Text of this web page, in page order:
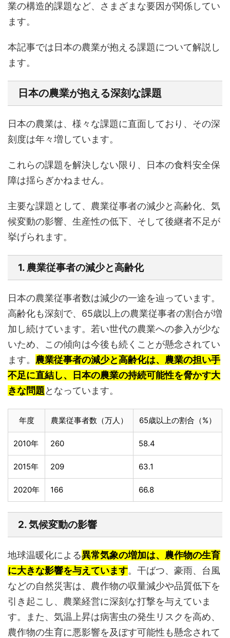
業の構造的課題など、さまざまな要因が関係してい
ます。
本記事では日本の農業が抱える課題について解説し
ます。
日本の農業が抱える深刻な課題
日本の農業は、様々な課題に直面しており、その深
刻度は年々増しています。
これらの課題を解決しない限り、日本の食料安全保
障は揺らぎかねません。
主要な課題として、農業従事者の減少と高齢化、気
候変動の影響、生産性の低下、そして後継者不足が
挙げられます。
1. 農業従事者の減少と高齢化
日本の農業従事者数は減少の一途を辿っています。
高齢化も深刻で、65歳以上の農業従事者の割合が増
加し続けています。若い世代の農業への参入が少な
いため、この傾向は今後も続くことが懸念されてい
ます。 農業従事者の減少と高齢化は、農業の担い手
不足に直結し、日本の農業の持続可能性を脅かす大
きな問題となっています。
年度 農業従事者数（万人） 65歳以上の割合（%）
2010年 260 58.4
2015年 209 63.1
2020年 166 66.8
2. 気候変動の影響
地球温暖化による異常気象の増加は、農作物の生育
に大きな影響を与えています。干ばつ、豪雨、台風
などの自然災害は、農作物の収量減少や品質低下を
引き起こし、農業経営に深刻な打撃を与えていま
す。また、気温上昇は病害虫の発生リスクを高め、
農作物の生育に悪影響を及ぼす可能性も懸念されて